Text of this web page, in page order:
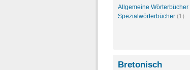
Allgemeine Wörterbücher
Spezialwörterbücher (1)
Bretonisch